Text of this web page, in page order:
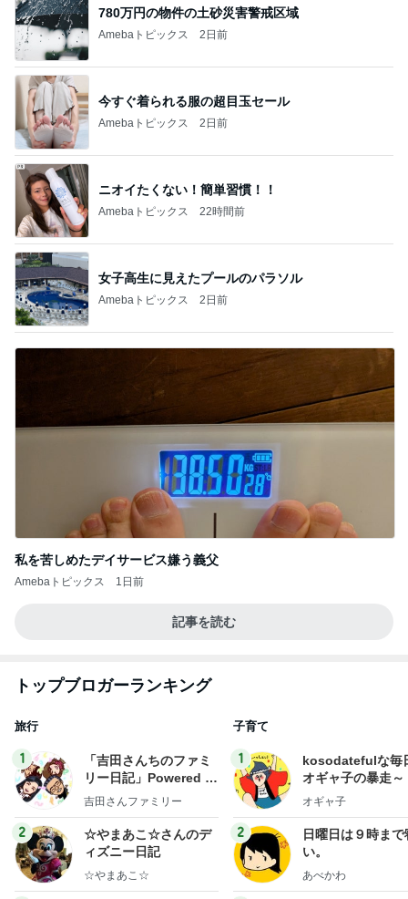
780万円の物件の土砂災害警戒区域
Amebaトピックス 2日前
今すぐ着られる服の超目玉セール
Amebaトピックス 2日前
ニオイたくない！簡単習慣！！
Amebaトピックス 22時間前
女子高生に見えたプールのパラソル
Amebaトピックス 2日前
私を苦しめたデイサービス嫌う義父
Amebaトピックス 1日前
記事を読む
トップブロガーランキング
旅行
1
「吉田さんちのファミ
リー日記」Powered b
y Ameba 吉田さんファ
ログ
吉田さんファミリー
2
☆やまあこ☆さんのデ
ィズニー日記
☆やまあこ☆
子育て
1
kosodatefulな毎
オギャ子の暴走～
オギャ子
2
日曜日は９時まで
い。
あべかわ